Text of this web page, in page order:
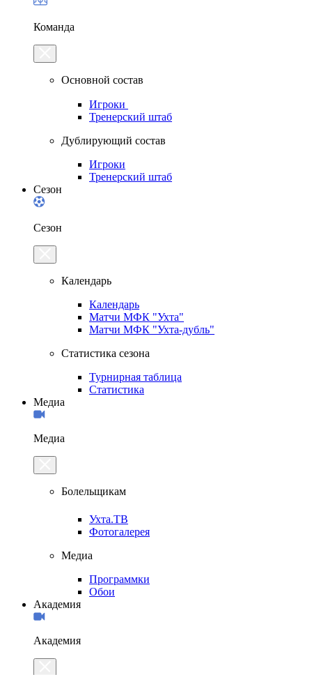
Команда
Основной состав
Игроки
Тренерский штаб
Дублирующий состав
Игроки
Тренерский штаб
Сезон
Сезон
Календарь
Календарь
Матчи МФК "Ухта"
Матчи МФК "Ухта-дубль"
Статистика сезона
Турнирная таблица
Статистика
Медиа
Медиа
Болельщикам
Ухта.ТВ
Фотогалерея
Медиа
Программки
Обои
Академия
Академия